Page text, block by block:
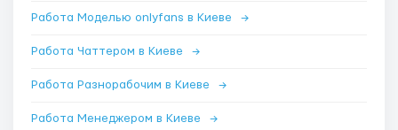
Работа Моделью onlyfans в Киеве →
Работа Чаттером в Киеве →
Работа Разнорабочим в Киеве →
Работа Менеджером в Киеве →